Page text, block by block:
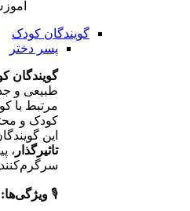
گویندگان کودک
پسر دختر
گویندگان
طبیعی و
مرتبط با
کودک و
این
تاثیرگذار ،
🎙️ ویژگی‌ها: